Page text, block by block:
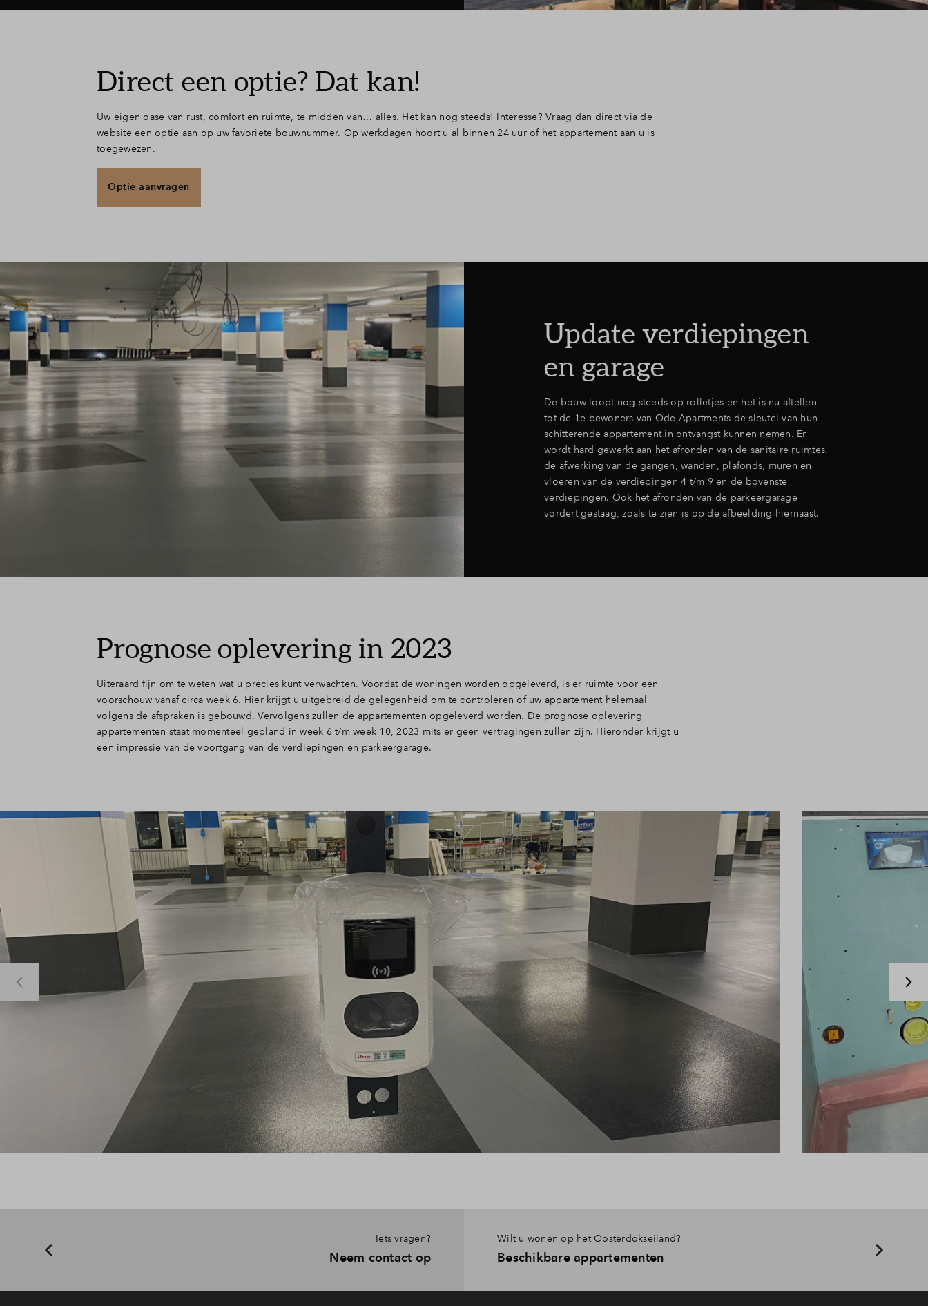
Direct een optie? Dat kan!
Uw eigen oase van rust, comfort en ruimte, te midden van… alles. Het kan nog steeds! Interesse? Vraag dan direct via de
website een optie aan op uw favoriete bouwnummer. Op werkdagen hoort u al binnen 24 uur of het appartement aan u is
toegewezen.
Optie aanvragen
Update verdiepingen
en garage
De bouw loopt nog steeds op rolletjes en het is nu aftellen
tot de 1e bewoners van Ode Apartments de sleutel van hun
schitterende appartement in ontvangst kunnen nemen. Er
wordt hard gewerkt aan het afronden van de sanitaire ruimtes,
de afwerking van de gangen, wanden, plafonds, muren en
vloeren van de verdiepingen 4 t/m 9 en de bovenste
verdiepingen. Ook het afronden van de parkeergarage
vordert gestaag, zoals te zien is op de afbeelding hiernaast.
Prognose oplevering in 2023
Uiteraard fijn om te weten wat u precies kunt verwachten. Voordat de woningen worden opgeleverd, is er ruimte voor een
voorschouw vanaf circa week 6. Hier krijgt u uitgebreid de gelegenheid om te controleren of uw appartement helemaal
volgens de afspraken is gebouwd. Vervolgens zullen de appartementen opgeleverd worden. De prognose oplevering
appartementen staat momenteel gepland in week 6 t/m week 10, 2023 mits er geen vertragingen zullen zijn. Hieronder krijgt u
een impressie van de voortgang van de verdiepingen en parkeergarage.
Iets vragen?
Neem contact op
Wilt u wonen op het Oosterdokseiland?
Beschikbare appartementen